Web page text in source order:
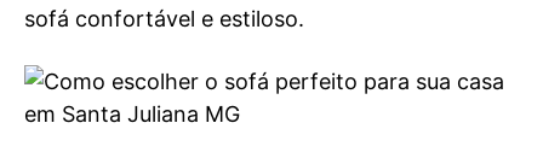
sofá confortável e estiloso.